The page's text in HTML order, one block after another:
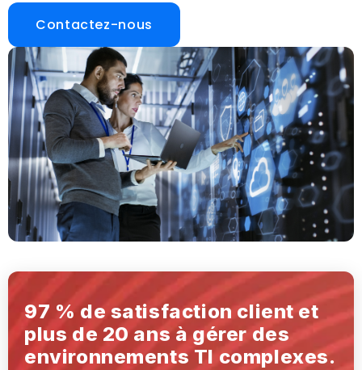
Contactez-nous
97 % de satisfaction client et
plus de 20 ans à gérer des
environnements TI complexes.